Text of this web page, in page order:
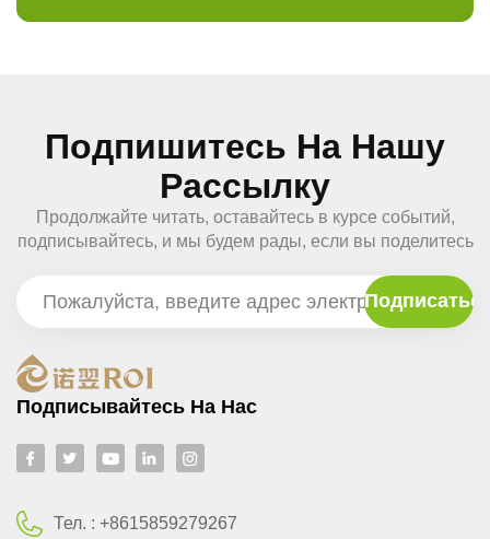
Подпишитесь На Нашу
Рассылку
Продолжайте читать, оставайтесь в курсе событий,
подписывайтесь, и мы будем рады, если вы поделитесь
Подписывайтесь На Нас
Тел. :+8615859279267